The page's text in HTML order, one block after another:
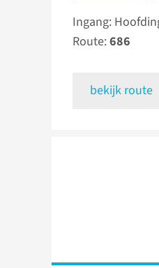
Ingang:
Route:686
bekijk route